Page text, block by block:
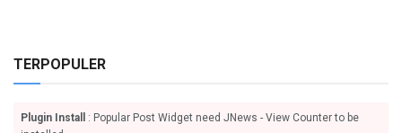
TERPOPULER
Plugin Install
: Popular Post Widget need JNews - View Counter to be